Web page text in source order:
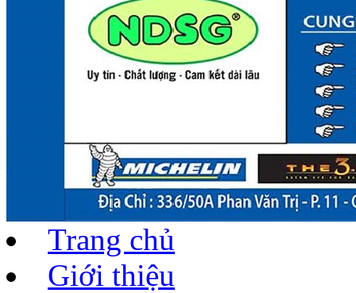
Trang chủ
Giới thiệu